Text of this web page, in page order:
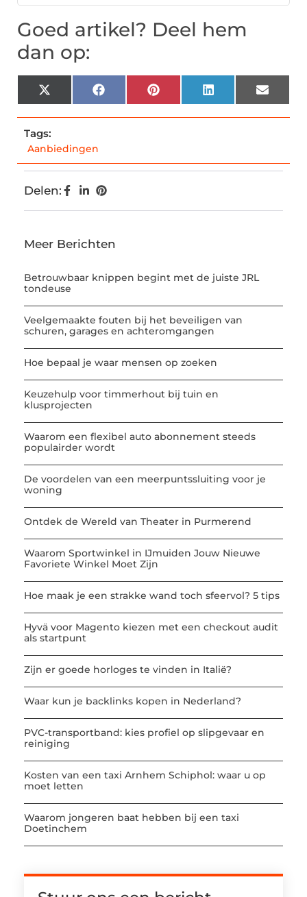
Goed artikel? Deel hem
dan op:
X
(Twitter)
FacebookPinterestLinkedInEmail
Tags:
Aanbiedingen
Delen:
Meer Berichten
Betrouwbaar knippen begint met de juiste JRL
tondeuse
Veelgemaakte fouten bij het beveiligen van
schuren, garages en achteromgangen
Hoe bepaal je waar mensen op zoeken
Keuzehulp voor timmerhout bij tuin en
klusprojecten
Waarom een flexibel auto abonnement steeds
populairder wordt
De voordelen van een meerpuntssluiting voor je
woning
Ontdek de Wereld van Theater in Purmerend
Waarom Sportwinkel in IJmuiden Jouw Nieuwe
Favoriete Winkel Moet Zijn
Hoe maak je een strakke wand toch sfeervol? 5 tips
Hyvä voor Magento kiezen met een checkout audit
als startpunt
Zijn er goede horloges te vinden in Italië?
Waar kun je backlinks kopen in Nederland?
PVC-transportband: kies profiel op slipgevaar en
reiniging
Kosten van een taxi Arnhem Schiphol: waar u op
moet letten
Waarom jongeren baat hebben bij een taxi
Doetinchem